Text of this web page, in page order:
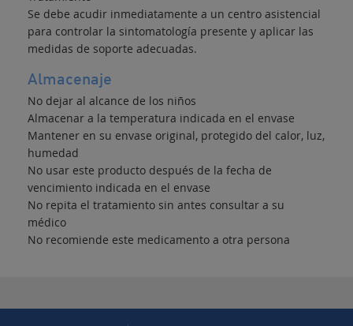
Se debe acudir inmediatamente a un centro asistencial
para controlar la sintomatología presente y aplicar las
medidas de soporte adecuadas.
Almacenaje
No dejar al alcance de los niños
Almacenar a la temperatura indicada en el envase
Mantener en su envase original, protegido del calor, luz,
humedad
No usar este producto después de la fecha de
vencimiento indicada en el envase
No repita el tratamiento sin antes consultar a su
médico
No recomiende este medicamento a otra persona